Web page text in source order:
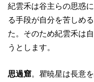
紀雲禾は谷主らの思惑
る手段が自分を苦しめ
た。そのため紀雲禾は
うとします。
思過窟。瞿暁星は長意